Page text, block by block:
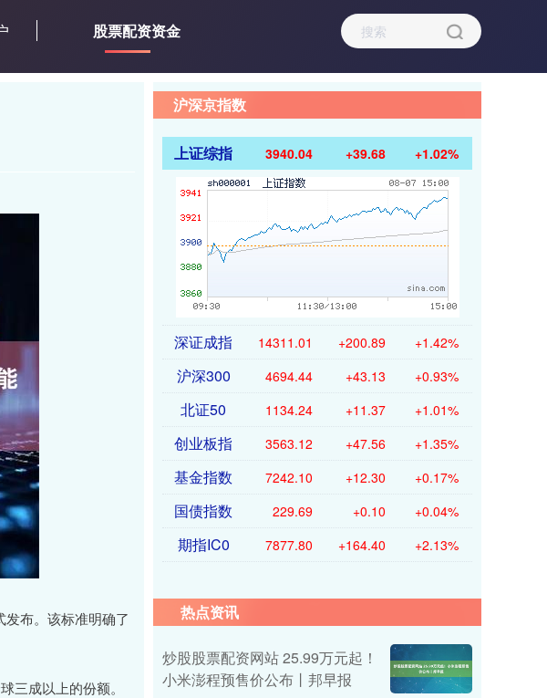
股票配资资金
布。该标准明确了
三成以上的份额。
沪深京指数
上证综指 3940.04 +39.68 +1.02%
深证成指 14311.01 +200.89 +1.42%
沪深300 4694.44 +43.13 +0.93%
北证50 1134.24 +11.37 +1.01%
创业板指 3563.12 +47.56 +1.35%
基金指数 7242.10 +12.30 +0.17%
国债指数 229.69 +0.10 +0.04%
期指IC0 7877.80 +164.40 +2.13%
热点资讯
炒股股票配资网站 25.99万元起！
小米澎程预售价公布丨邦早报